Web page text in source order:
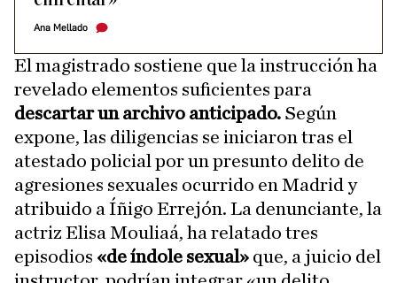
Ana Mellado
El magistrado sostiene que la instrucción ha
revelado elementos suficientes para
descartar un archivo anticipado. Según
expone, las diligencias se iniciaron tras el
atestado policial por un presunto delito de
agresiones sexuales ocurrido en Madrid y
atribuido a Íñigo Errejón. La denunciante, la
actriz Elisa Mouliaá, ha relatado tres
episodios «de índole sexual» que, a juicio del